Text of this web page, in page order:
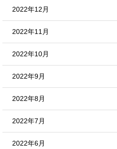
2022年12月
2022年11月
2022年10月
2022年9月
2022年8月
2022年7月
2022年6月